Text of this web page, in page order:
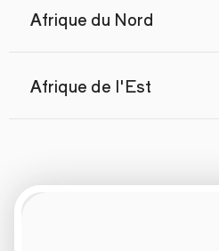
Afrique du Nord
Afrique de l'Est